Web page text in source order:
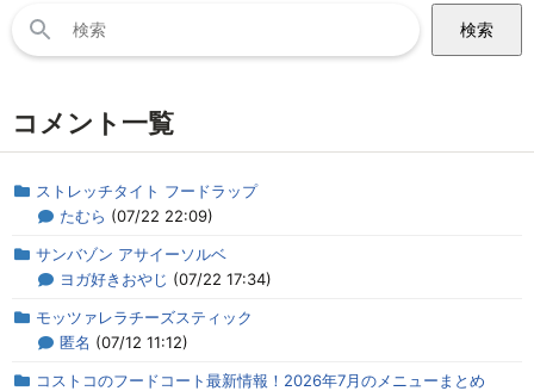
索:
コメント一覧
ストレッチタイト フードラップ
たむら (07/22 22:09)
サンバゾン アサイーソルベ
ヨガ好きおやじ (07/22 17:34)
モッツァレラチーズスティック
匿名 (07/12 11:12)
コストコのフードコート最新情報！2026年7月のメニューまとめ